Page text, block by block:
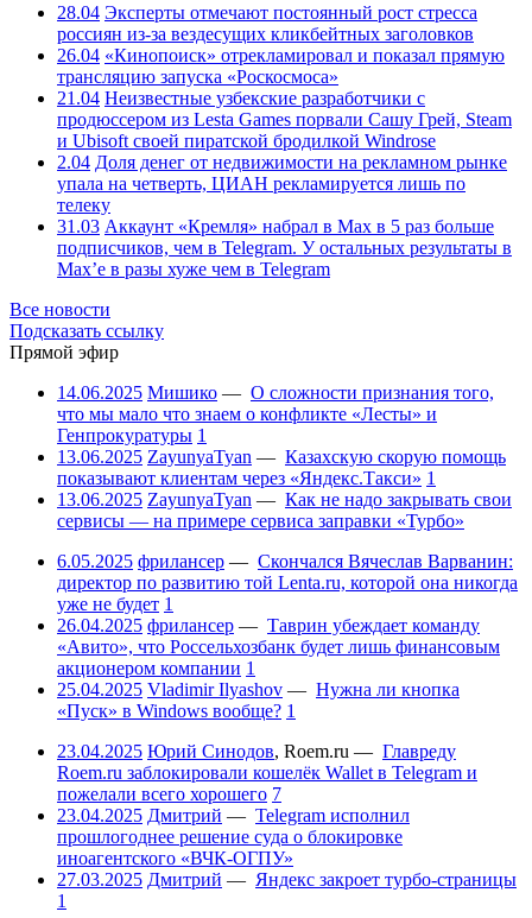
28.04 Эксперты отмечают постоянный рост стресса
россиян из-за вездесущих кликбейтных заголовков
26.04 «Кинопоиск» отрекламировал и показал прямую
трансляцию запуска «Роскосмоса»
21.04 Неизвестные узбекские разработчики с
продюссером из Lesta Games порвали Сашу Грей, Steam
и Ubisoft своей пиратской бродилкой Windrose
2.04 Доля денег от недвижимости на рекламном рынке
упала на четверть, ЦИАН рекламируется лишь по
телеку
31.03 Аккаунт «Кремля» набрал в Max в 5 раз больше
подписчиков, чем в Telegram. У остальных результаты в
Max’е в разы хуже чем в Telegram
Все новости
Подсказать ссылку
Прямой эфир
14.06.2025 Мишико — О сложности признания того,
что мы мало что знаем о конфликте «Лесты» и
Генпрокуратуры 1
13.06.2025 ZayunyaTyan — Казахскую скорую помощь
показывают клиентам через «Яндекс.Такси» 1
13.06.2025 ZayunyaTyan — Как не надо закрывать свои
сервисы — на примере сервиса заправки «Турбо»
6.05.2025 фрилансер — Скончался Вячеслав Варванин:
директор по развитию той Lenta.ru, которой она никогда
уже не будет 1
26.04.2025 фрилансер — Таврин убеждает команду
«Авито», что Россельхозбанк будет лишь финансовым
акционером компании 1
25.04.2025 Vladimir Ilyashov — Нужна ли кнопка
«Пуск» в Windows вообще? 1
23.04.2025 Юрий Синодов, Roem.ru — Главреду
Roem.ru заблокировали кошелёк Wallet в Telegram и
пожелали всего хорошего 7
23.04.2025 Дмитрий — Telegram исполнил
прошлогоднее решение суда о блокировке
иноагентского «ВЧК-ОГПУ»
27.03.2025 Дмитрий — Яндекс закроет турбо-страницы
1